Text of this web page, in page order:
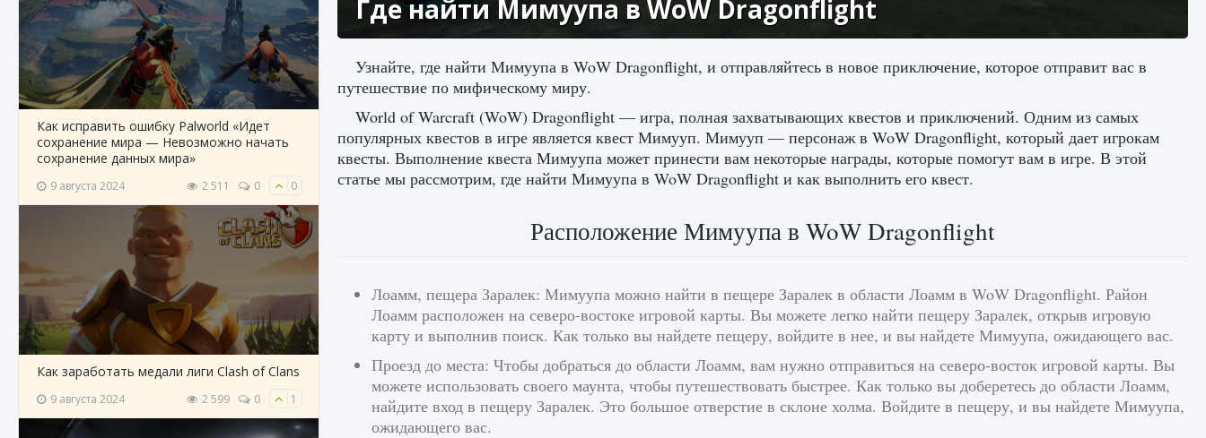
Как исправить ошибку Palworld «Идет
сохранение мира — Невозможно начать
сохранение данных мира»
9 августа 2024 2 511 0 0
Как заработать медали лиги Clash of Clans
9 августа 2024 2 599 0 1
Где найти Мимуупа в WoW Dragonflight
Узнайте, где найти Мимуупа в WoW Dragonflight, и отправляйтесь в новое приключение, которое отправит вас в
путешествие по мифическому миру.
World of Warcraft (WoW) Dragonflight — игра, полная захватывающих квестов и приключений. Одним из самых
популярных квестов в игре является квест Мимууп. Мимууп — персонаж в WoW Dragonflight, который дает игрокам
квесты. Выполнение квеста Мимуупа может принести вам некоторые награды, которые помогут вам в игре. В этой
статье мы рассмотрим, где найти Мимуупа в WoW Dragonflight и как выполнить его квест.
Расположение Мимуупа в WoW Dragonflight
Лоамм, пещера Заралек: Мимуупа можно найти в пещере Заралек в области Лоамм в WoW Dragonflight. Район
Лоамм расположен на северо-востоке игровой карты. Вы можете легко найти пещеру Заралек, открыв игровую
карту и выполнив поиск. Как только вы найдете пещеру, войдите в нее, и вы найдете Мимуупа, ожидающего вас.
Проезд до места: Чтобы добраться до области Лоамм, вам нужно отправиться на северо-восток игровой карты. Вы
можете использовать своего маунта, чтобы путешествовать быстрее. Как только вы доберетесь до области Лоамм,
найдите вход в пещеру Заралек. Это большое отверстие в склоне холма. Войдите в пещеру, и вы найдете Мимуупа,
ожидающего вас.